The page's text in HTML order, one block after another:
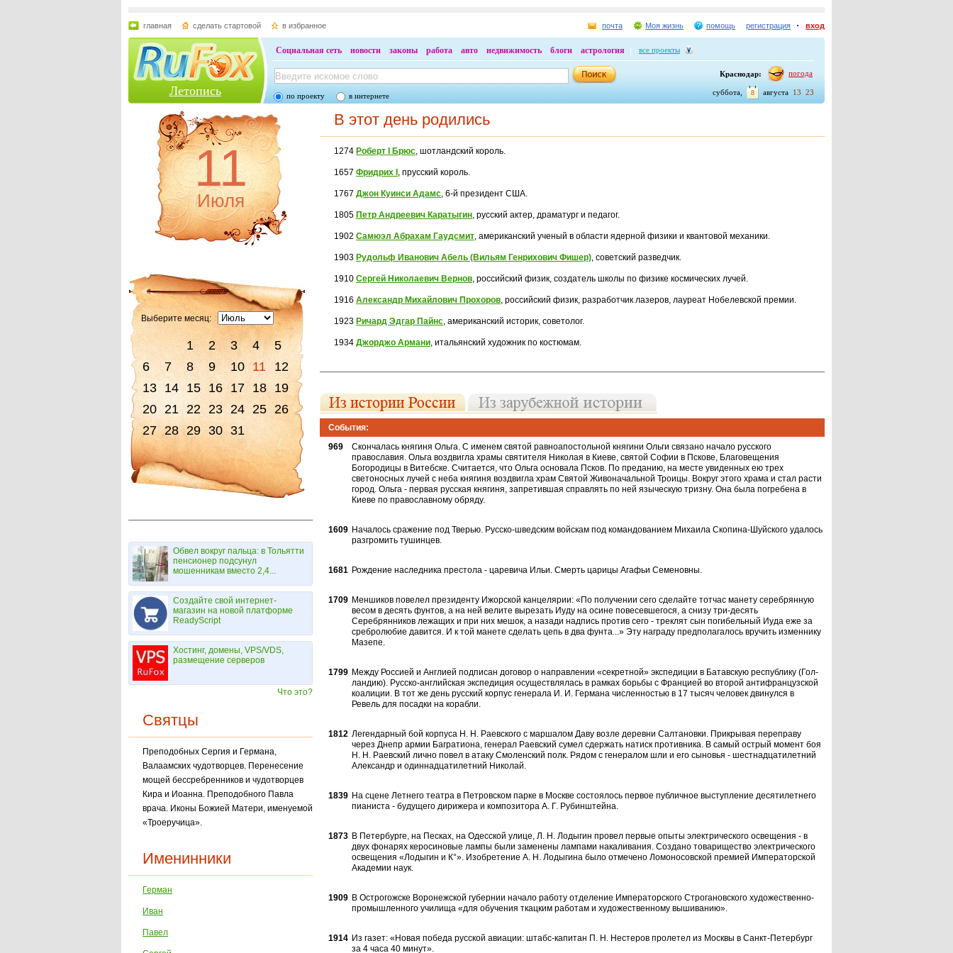
главная сделать стартовой в избранное почта Моя жизнь помощь регистрация вход
Летопись
Социальная сеть новости законы работа авто недвижимость блоги астрология все проекты
Краснодар: погода
13 23
августа
8
суббота,
по проекту в интернете
11
Июля
Выберите месяц:
1 2 3 4
5
6
7 8 9 10 11
12
13 14 15 16 17 18 19
20 21 22 23 24 25 26
27 28 29 30 31
Обвел вокруг пальца: в Тольятти
пенсионер подсунул
мошенникам вместо 2,4...
Создайте свой интернет-
магазин на новой платформе
ReadyScript
Хостинг, домены, VPS/VDS,
размещение серверов
Что это?
Святцы
Преподобных Сергия и Германа,
Валаамских чудотворцев. Перенесение
мощей бессребренников и чудотворцев
Кира и Иоанна. Преподобного Павла
врача. Иконы Божией Мате­ри, именуемой
«Троеручица».
Именинники
Герман
Иван
Павел
В этот день родились
1274 Роберт I Брюс, шотландский король.
1657Фридрих I , прусский король.
1767Джон Куинси Адамс, 6-й президент США.
1805 Петр Андреевич Каратыгин, русский актер, драматург и педагог.
1902Самюэл Абрахам Гаудсмит, американский ученый в области ядерной физики и квантовой механики.
1903 Рудольф Иванович Абель (Вильям Генрихович Фишер), советский разведчик.
1910Сергей Николаевич Вернов, российский физик, создатель школы по физи­ке космических лучей.
1916Александр Михайлович Прохоров, российский физик, разработчик лазе­ров, лауреат Нобелевской премии.
1923 Ричард Эдгар Пайнс, американский историк, советолог.
1934Джорджо Армани, итальянский художник по костюмам.
События:
969
Скончалась княгиня Ольга. С именем святой равноапостольной княгини Ольги связано начало русского
православия. Ольга воздвигла храмы свя­тителя Николая в Киеве, святой Софии в Пскове, Благовещения
Богородицы в Ви­тебске. Считается, что Ольга основала Псков. По преданию, на месте увиденных ею трех
светоносных лучей с неба княгиня воздвигла храм Святой Живоначальной Троицы. Вокруг этого храма и стал расти
город. Ольга - первая русская княгиня, за­претившая справлять по ней языческую тризну. Она была погребена в
Киеве по православному обряду.
1609 Началось сражение под Тверью. Рус­ско-шведским войскам под командованием Михаила Скопина-Шуйского удалось
разгромить тушинцев.
1681 Рождение наследника престола - ца­ревича Ильи. Смерть царицы Агафьи Се­меновны.
1709 Меншиков повелел президенту Ижорской канцелярии: «По получении сего сде­лайте тотчас манету серебрянную
весом в десять фунтов, а на ней велите вырезать Иуду на осине повесевшегося, а снизу три-десять
Серебрянников лежащих и при них мешок, а назади надпись против сего - треклят сын погибельный Иуда еже за
сребролюбие давится. И к той манете сделать цепь в два фунта...» Эту награду предполагалось вручить изменнику
Мазепе.
1799 Между Россией и Англией подписан договор о направлении «секретной» экс­педиции в Батавскую республику (Гол­
ландию). Русско-английская экспедиция осуществлялась в рамках борьбы с Францией во второй антифранцузской
коали­ции. В тот же день русский корпус генерала И. И. Германа численностью в 17 тысяч человек двинулся в
Ревель для по­садки на корабли.
1812 Легендарный бой корпуса Н. Н. Ра­евского с маршалом Даву возле деревни Салтановки. Прикрывая переправу
через Днепр армии Багратиона, генерал Раевский сумел сдержать натиск противника. В самый острый момент боя
Н. Н. Ра­евский лично повел в атаку Смоленский полк. Рядом с генералом шли и его сыно­вья - шестнадцатилетний
Александр и одиннадцатилетний Николай.
1839 На сцене Летнего театра в Петров­ском парке в Москве состоялось первое публичное выступление десятилетнего
пианиста - будущего дирижера и компо­зитора А. Г. Рубинштейна.
1873 В Петербурге, на Песках, на Одес­ской улице, Л. Н. Лодыгин провел первые опыты электрического освещения - в
двух фонарях керосиновые лампы были заме­нены лампами накаливания. Создано товарищество электрическо­го
освещения «Лодыгин и К°». Изобрете­ние А. Н. Лодыгина было отмечено Ломо­носовской премией Императорской
Акаде­мии наук.
1909 В Острогожске Воронежской губер­нии начало работу отделение Император­ского Строгановского художественно-
про­мышленного училища «для обучения ткац­ким работам и художественному вышива­нию».
1914 Из газет: «Новая победа русской авиа­ции: штабс-капитан П. Н. Нестеров проле­тел из Москвы в Санкт-Петербург
за 4 часа 40 минут».